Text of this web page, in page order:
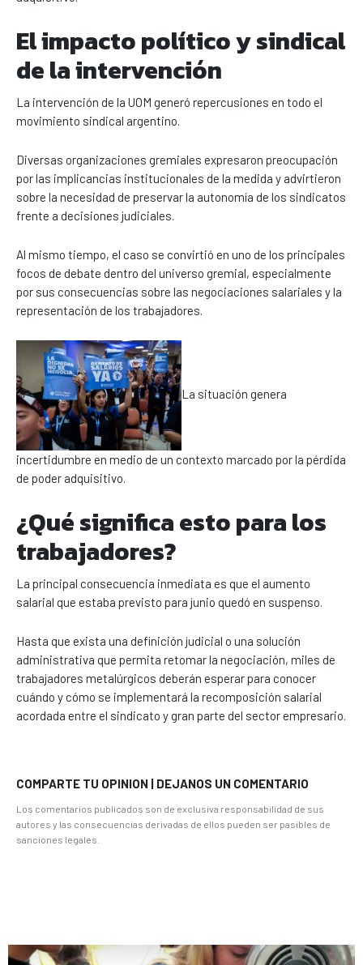
El impacto político y sindical
de la intervención
La intervención de la UOM generó repercusiones en todo el
movimiento sindical argentino.
Diversas organizaciones gremiales expresaron preocupación
por las implicancias institucionales de la medida y advirtieron
sobre la necesidad de preservar la autonomía de los sindicatos
frente a decisiones judiciales.
Al mismo tiempo, el caso se convirtió en uno de los principales
focos de debate dentro del universo gremial, especialmente
por sus consecuencias sobre las negociaciones salariales y la
representación de los trabajadores.
La situación genera
incertidumbre en medio de un contexto marcado por la pérdida
de poder adquisitivo.
¿Qué significa esto para los
trabajadores?
La principal consecuencia inmediata es que el aumento
salarial que estaba previsto para junio quedó en suspenso.
Hasta que exista una definición judicial o una solución
administrativa que permita retomar la negociación, miles de
trabajadores metalúrgicos deberán esperar para conocer
cuándo y cómo se implementará la recomposición salarial
acordada entre el sindicato y gran parte del sector empresario.
COMPARTE TU OPINION | DEJANOS UN COMENTARIO
Los comentarios publicados son de exclusiva responsabilidad de sus
autores y las consecuencias derivadas de ellos pueden ser pasibles de
sanciones legales.